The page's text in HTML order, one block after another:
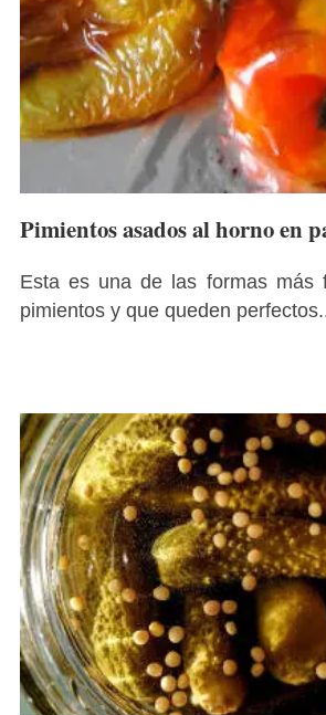
Pimientos asados al horno en
Esta es una de las formas más
pimientos y que queden